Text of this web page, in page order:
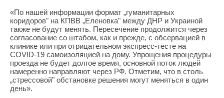
«По нашей информации формат „гуманитарных
коридоров" на КПВВ „Еленовка" между ДНР и Украиной
также не будут менять. Пересечение продолжится через
согласование со штабом, как и прежде, с обсервацией в
клинике или при отрицательном экспресс-тесте на
СOVID-19 самоизоляцией на дому. Упрощения процедуры
проезда не будет долгое время, основной поток людей
намеренно направляют через РФ. Отметим, что в столь
„стрессовой" обстановке решения могут меняться в один
день».